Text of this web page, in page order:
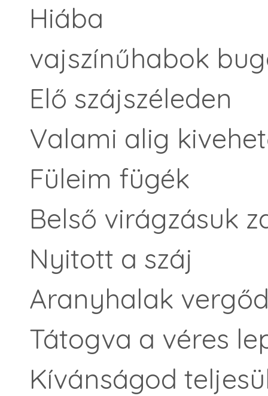
Hiába
vajszínűhabok
Elő szájszéleden
Valami alig
Füleim fügék
Belső virágzásuk
Nyitott a száj
Aranyhalak
Tátogva a véres
Kívánságod